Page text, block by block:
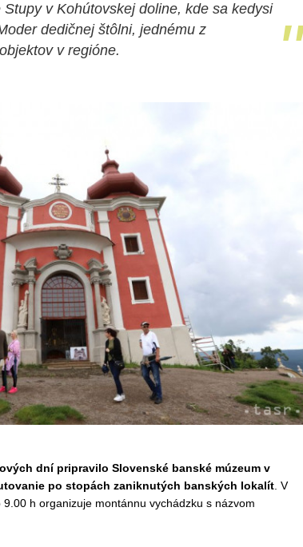
v Kohútovskej doline, kde sa kedysi
dedičnej štôlni, jednému z
v regióne.
"
dní pripravilo Slovenské banské múzeum v
po stopách zaniknutých banských lokalít. V
h organizuje montánnu vychádzku s názvom